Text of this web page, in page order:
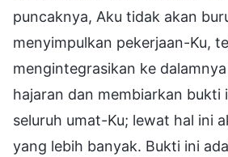
puncaknya, Aku tidak akan
menyimpulkan pekerjaan-Ku,
mengintegrasikan ke
hajaran dan membiarkan bukti
seluruh umat-Ku; lewat hal ini
yang lebih banyak. Bukti ini